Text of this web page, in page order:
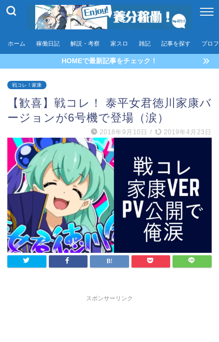
ホーム 稼働日記 解説・考察 家スロ 雑記 記事を探す プロ
HOMEで最新記事をチェック！
戦コレ！家康
【歓喜】戦コレ！ 泰平女君徳川家康バ
ージョンが6号機で登場（涙）
2018年9月10日 / 2019年4月23日
スポンサーリンク